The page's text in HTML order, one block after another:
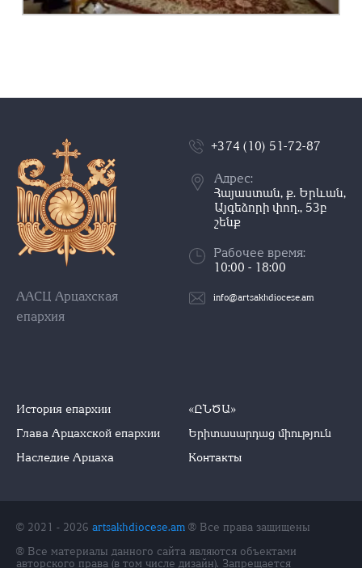
ААСЦ Арцахская
епархия
История епархии
Глава Арцахской епархии
Наследие Арцаха
«ԸՆԾԱ»
Երիտասարդաց միություն
Контакты
+374 (10) 51-72-87
Адрес:
Հայաստան, ք. Երևան,
Այգեձորի փող., 53բ
շենք
Рабочее время:
10:00 - 18:00
info@artsakhdiocese.am
© 2021 - 2026 artsakhdiocese.am ® Все права защищены
® Все материалы данного сайта являются объектами
авторского права (в том числе дизайн). Запрещается